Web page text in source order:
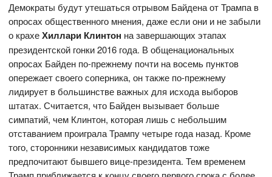
Демократы будут утешаться отрывом Байдена от Трампа в
опросах общественного мнения, даже если они и не забыли
о крахеХиллари Клинтон на завершающих этапах
президентской гонки 2016 года. В общенациональных
опросах Байден по-прежнему почти на восемь пунктов
опережает своего соперника, он также по-прежнему
лидирует в большинстве важных для исхода выборов
штатах. Считается, что Байден вызывает больше
симпатий, чем Клинтон, которая лишь с небольшим
отставанием проиграла Трампу четыре года назад. Кроме
того, сторонники независимых кандидатов тоже
предпочитают бывшего вице-президента. Тем временем